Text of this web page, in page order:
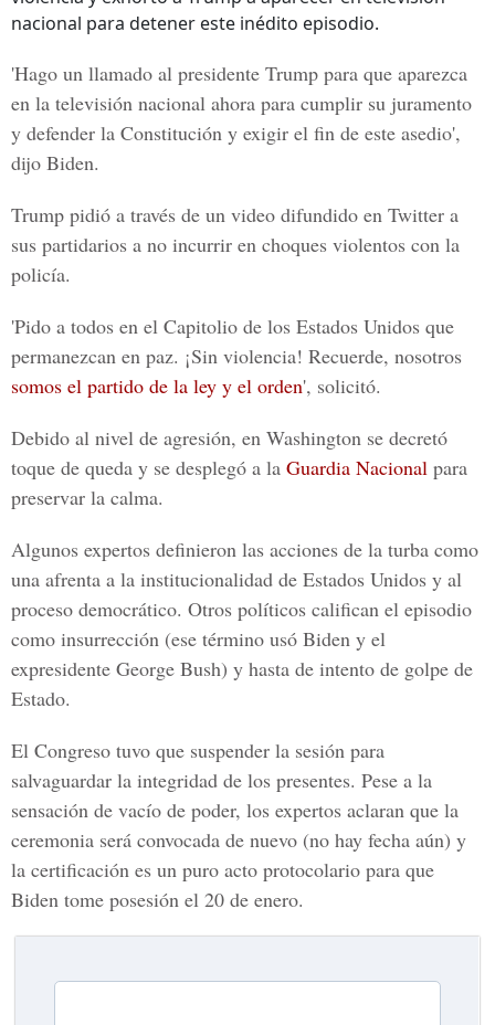
nacional para detener este inédito episodio.
'Hago un llamado al presidente Trump para que aparezca
en la televisión nacional ahora para cumplir su juramento
y defender la Constitución y exigir el fin de este asedio',
dijo Biden.
Trump pidió a través de un video difundido en Twitter a
sus partidarios a no incurrir en choques violentos con la
policía.
'Pido a todos en el Capitolio de los Estados Unidos que
permanezcan en paz. ¡Sin violencia! Recuerde, nosotros
somos el partido de la ley y el orden', solicitó.
Debido al nivel de agresión, en Washington se decretó
toque de queda y se desplegó a la Guardia Nacional para
preservar la calma.
Algunos expertos definieron las acciones de la turba como
una afrenta a la institucionalidad de Estados Unidos y al
proceso democrático. Otros políticos califican el episodio
como insurrección (ese término usó Biden y el
expresidente George Bush) y hasta de intento de golpe de
Estado.
El Congreso tuvo que suspender la sesión para
salvaguardar la integridad de los presentes. Pese a la
sensación de vacío de poder, los expertos aclaran que la
ceremonia será convocada de nuevo (no hay fecha aún) y
la certificación es un puro acto protocolario para que
Biden tome posesión el 20 de enero.